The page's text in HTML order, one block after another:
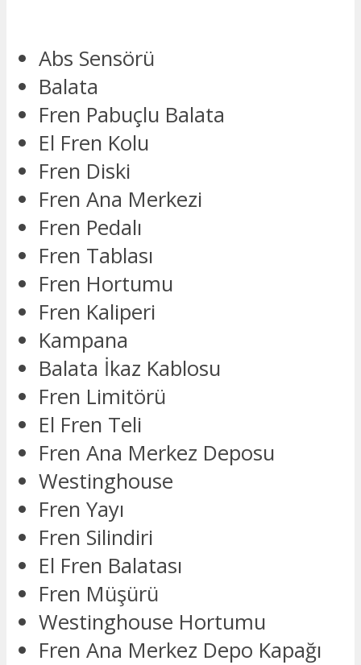
Abs Sensörü
Balata
Fren Pabuçlu Balata
El Fren Kolu
Fren Diski
Fren Ana Merkezi
Fren Pedalı
Fren Tablası
Fren Hortumu
Fren Kaliperi
Kampana
Balata İkaz Kablosu
Fren Limitörü
El Fren Teli
Fren Ana Merkez Deposu
Westinghouse
Fren Yayı
Fren Silindiri
El Fren Balatası
Fren Müşürü
Westinghouse Hortumu
Fren Ana Merkez Depo Kapağı